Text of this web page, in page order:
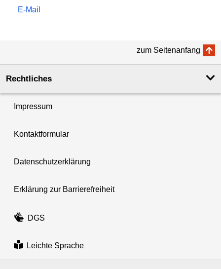
E-Mail
zum Seitenanfang
Rechtliches
Impressum
Kontaktformular
Datenschutzerklärung
Erklärung zur Barrierefreiheit
DGS
Leichte Sprache